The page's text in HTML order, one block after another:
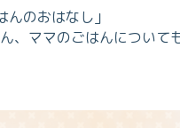
のおはなし」
、ママのごはんについて